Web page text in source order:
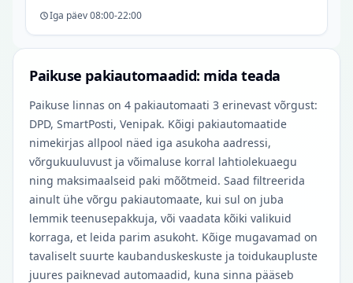
Iga päev 08:00-22:00
Paikuse pakiautomaadid: mida teada
Paikuse linnas on 4 pakiautomaati 3 erinevast võrgust:
DPD, SmartPosti, Venipak. Kõigi pakiautomaatide
nimekirjas allpool näed iga asukoha aadressi,
võrgukuuluvust ja võimaluse korral lahtiolekuaegu
ning maksimaalseid paki mõõtmeid. Saad filtreerida
ainult ühe võrgu pakiautomaate, kui sul on juba
lemmik teenusepakkuja, või vaadata kõiki valikuid
korraga, et leida parim asukoht. Kõige mugavamad on
tavaliselt suurte kaubanduskeskuste ja toidukaupluste
juures paiknevad automaadid, kuna sinna pääseb